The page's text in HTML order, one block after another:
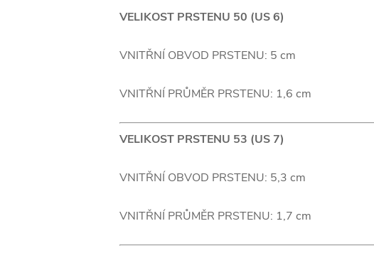
VELIKOST PRSTENU 50 (US 6)
VNITŘNÍ OBVOD PRSTENU: 5 cm
VNITŘNÍ PRŮMĚR PRSTENU: 1,6 cm
VELIKOST PRSTENU 53 (US 7)
VNITŘNÍ OBVOD PRSTENU: 5,3 cm
VNITŘNÍ PRŮMĚR PRSTENU: 1,7 cm